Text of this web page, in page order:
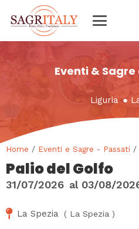
Eventi &
Liguria ●
Home / Eventi e Sagre - Passati /
Palio del Golfo
31/07/2026 al 03/08/
La Spezia ( La Spezia )